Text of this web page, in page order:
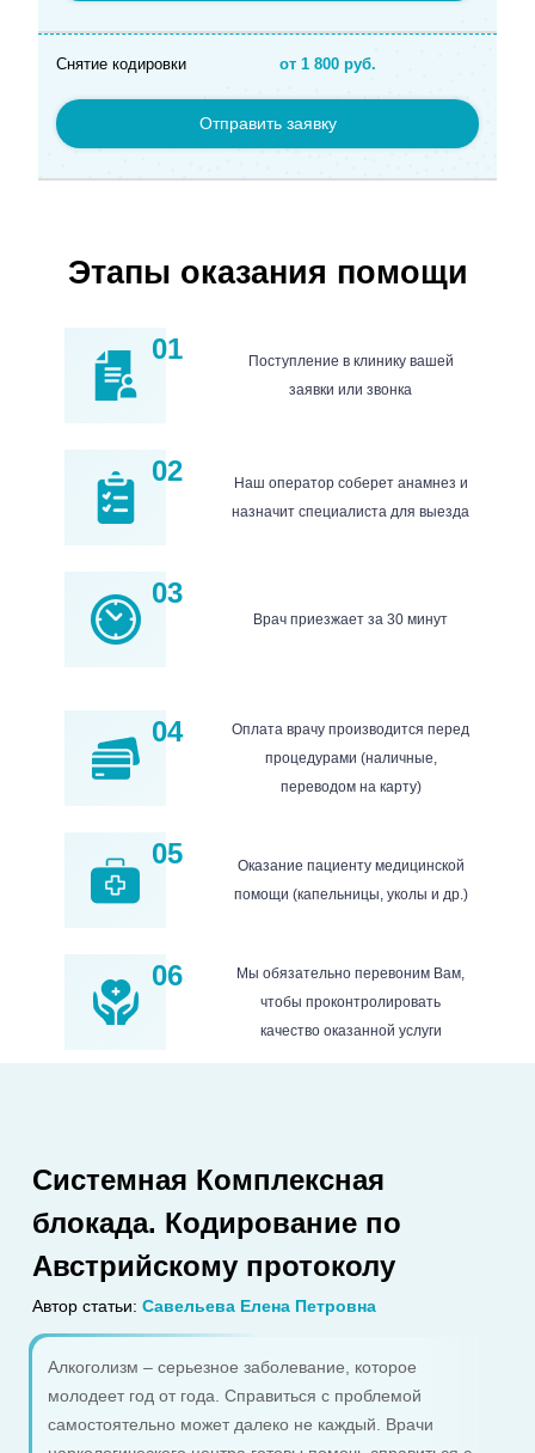
Снятие кодировки от 1 800 руб.
Отправить заявку
Этапы оказания помощи
01
Поступление в клинику вашей
заявки или звонка
02
Наш оператор соберет анамнез и
назначит специалиста для выезда
03
Врач приезжает за 30 минут
04
Оплата врачу производится перед
процедурами (наличные,
переводом на карту)
05
Оказание пациенту медицинской
помощи (капельницы, уколы и др.)
06
Мы обязательно перевоним Вам,
чтобы проконтролировать
качество оказанной услуги
Системная Комплексная
блокада. Кодирование по
Австрийскому протоколу
Автор статьи: Савельева Елена Петровна
Алкоголизм – серьезное заболевание, которое
молодеет год от года. Справиться с проблемой
самостоятельно может далеко не каждый. Врачи